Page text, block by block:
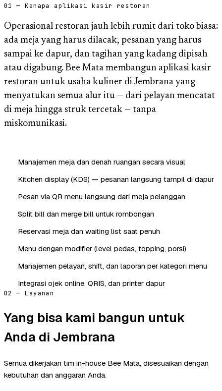
01 — Kenapa aplikasi kasir restoran
Operasional restoran jauh lebih rumit dari toko biasa:
ada meja yang harus dilacak, pesanan yang harus
sampai ke dapur, dan tagihan yang kadang dipisah
atau digabung. Bee Mata membangun aplikasi kasir
restoran untuk usaha kuliner di Jembrana yang
menyatukan semua alur itu — dari pelayan mencatat
di meja hingga struk tercetak — tanpa
miskomunikasi.
Manajemen meja dan denah ruangan secara visual
Kitchen display (KDS) — pesanan langsung tampil di dapur
Pesan via QR menu langsung dari meja pelanggan
Split bill dan merge bill untuk rombongan
Reservasi meja dan waiting list saat penuh
Menu dengan modifier (level pedas, topping, porsi)
Manajemen pelayan, shift, dan laporan per kategori menu
Integrasi ojek online, QRIS, dan printer dapur
02 — Layanan
Yang bisa kami bangun untuk
Anda di Jembrana
Semua dikerjakan tim in-house Bee Mata, disesuaikan dengan
kebutuhan dan anggaran Anda.